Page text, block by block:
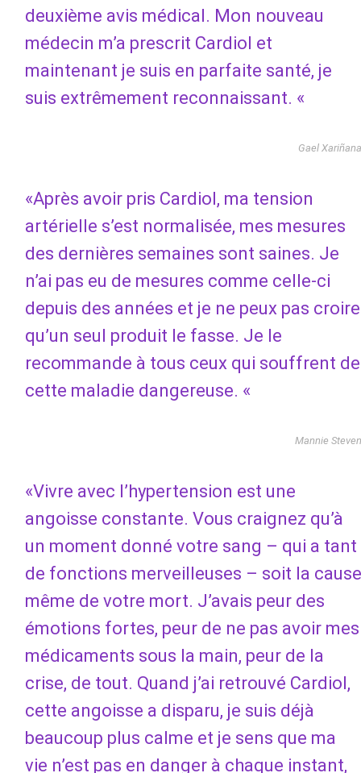
deuxième avis médical. Mon nouveau
médecin m’a prescrit Cardiol et
maintenant je suis en parfaite santé, je
suis extrêmement reconnaissant. «
Gael Xariñana
«Après avoir pris Cardiol, ma tension
artérielle s’est normalisée, mes mesures
des dernières semaines sont saines. Je
n’ai pas eu de mesures comme celle-ci
depuis des années et je ne peux pas croire
qu’un seul produit le fasse. Je le
recommande à tous ceux qui souffrent de
cette maladie dangereuse. «
Mannie Steven
«Vivre avec l’hypertension est une
angoisse constante. Vous craignez qu’à
un moment donné votre sang – qui a tant
de fonctions merveilleuses – soit la cause
même de votre mort. J’avais peur des
émotions fortes, peur de ne pas avoir mes
médicaments sous la main, peur de la
crise, de tout. Quand j’ai retrouvé Cardiol,
cette angoisse a disparu, je suis déjà
beaucoup plus calme et je sens que ma
vie n’est pas en danger à chaque instant,